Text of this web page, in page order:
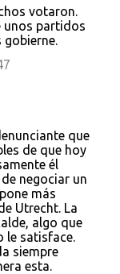
votaron.
unos partidos
gobierne.
que
de que hoy
él
negociar un
más
Utrecht. La
algo que
le satisface.
siempre
esta.